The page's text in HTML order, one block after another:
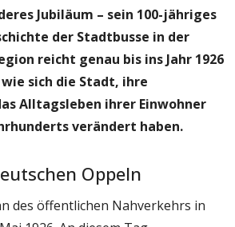
Jubiläum – sein 100-jähriges
der Stadtbusse in der
reicht genau bis ins Jahr 1926
sich die Stadt, ihre
Alltagsleben ihrer Einwohner
verändert haben.
Oppeln
des öffentlichen Nahverkehrs in